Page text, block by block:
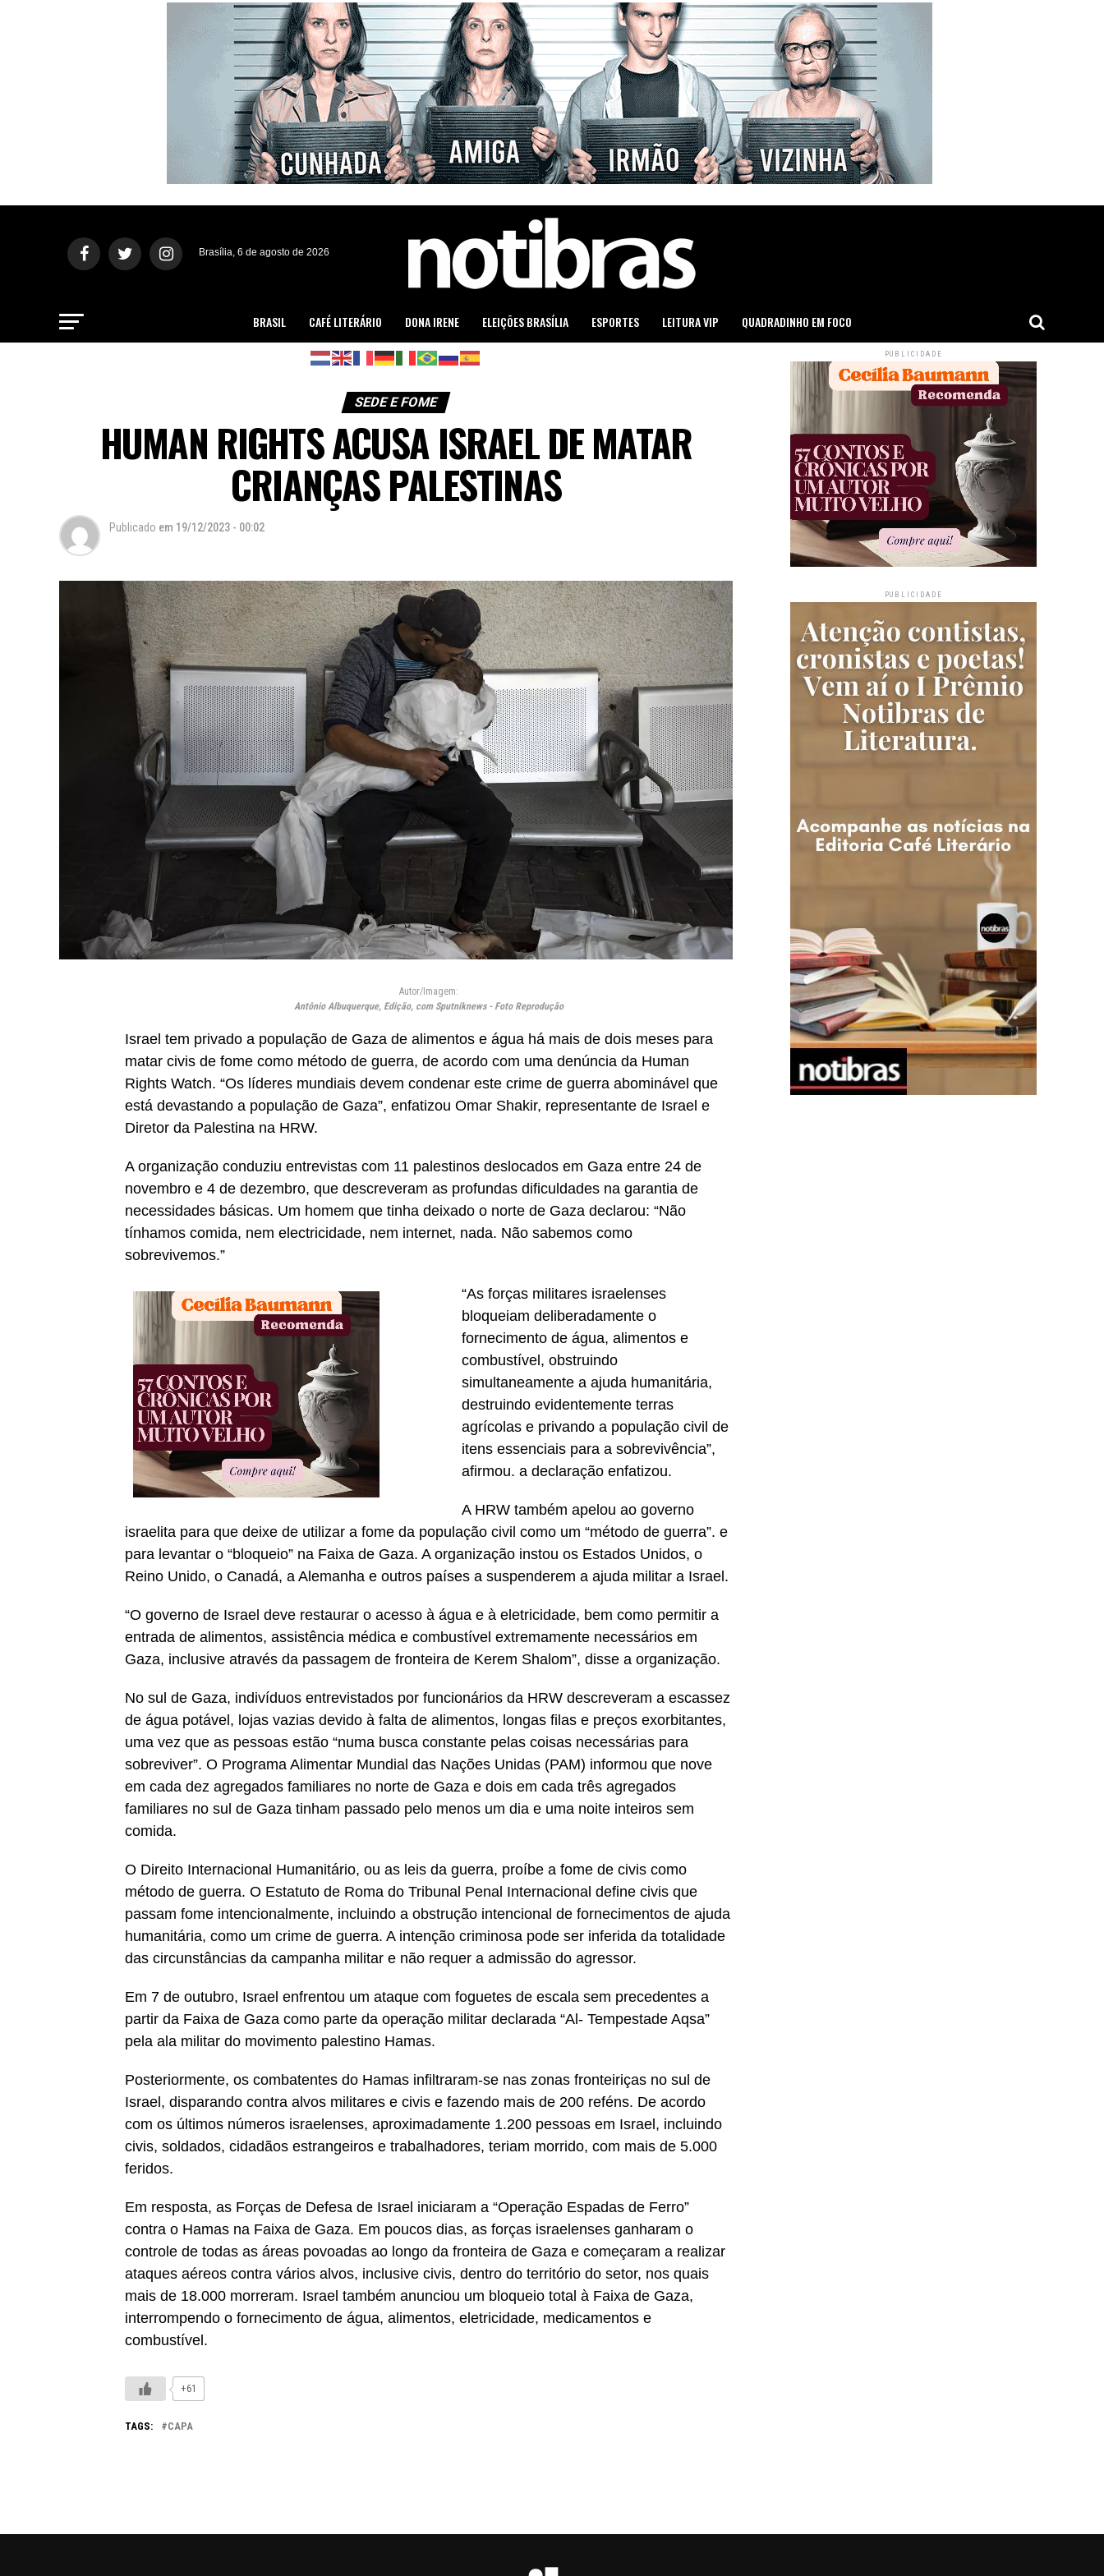
Brasília, 6 de agosto de 2026
BRASIL CAFÉ LITERÁRIO DONA IRENE ELEIÇÕES BRASÍLIA ESPORTES LEITURA VIP QUADRADINHO EM FOCO
SEDE E FOME
HUMAN RIGHTS ACUSA ISRAEL DE MATAR
CRIANÇAS PALESTINAS
Publicado em 19/12/2023 - 00:02
Autor/Imagem:
Antônio Albuquerque, Edição, com Sputniknews - Foto Reprodução
Israel tem privado a população de Gaza de alimentos e água há mais de dois meses para
matar civis de fome como método de guerra, de acordo com uma denúncia da Human
Rights Watch. “Os líderes mundiais devem condenar este crime de guerra abominável que
está devastando a população de Gaza”, enfatizou Omar Shakir, representante de Israel e
Diretor da Palestina na HRW.
A organização conduziu entrevistas com 11 palestinos deslocados em Gaza entre 24 de
novembro e 4 de dezembro, que descreveram as profundas dificuldades na garantia de
necessidades básicas. Um homem que tinha deixado o norte de Gaza declarou: “Não
tínhamos comida, nem electricidade, nem internet, nada. Não sabemos como
sobrevivemos.”
“As forças militares israelenses
bloqueiam deliberadamente o
fornecimento de água, alimentos e
combustível, obstruindo
simultaneamente a ajuda humanitária,
destruindo evidentemente terras
agrícolas e privando a população civil de
itens essenciais para a sobrevivência”,
afirmou. a declaração enfatizou.
A HRW também apelou ao governo
israelita para que deixe de utilizar a fome da população civil como um “método de guerra”. e
para levantar o “bloqueio” na Faixa de Gaza. A organização instou os Estados Unidos, o
Reino Unido, o Canadá, a Alemanha e outros países a suspenderem a ajuda militar a Israel.
“O governo de Israel deve restaurar o acesso à água e à eletricidade, bem como permitir a
entrada de alimentos, assistência médica e combustível extremamente necessários em
Gaza, inclusive através da passagem de fronteira de Kerem Shalom”, disse a organização.
No sul de Gaza, indivíduos entrevistados por funcionários da HRW descreveram a escassez
de água potável, lojas vazias devido à falta de alimentos, longas filas e preços exorbitantes,
uma vez que as pessoas estão “numa busca constante pelas coisas necessárias para
sobreviver”. O Programa Alimentar Mundial das Nações Unidas (PAM) informou que nove
em cada dez agregados familiares no norte de Gaza e dois em cada três agregados
familiares no sul de Gaza tinham passado pelo menos um dia e uma noite inteiros sem
comida.
O Direito Internacional Humanitário, ou as leis da guerra, proíbe a fome de civis como
método de guerra. O Estatuto de Roma do Tribunal Penal Internacional define civis que
passam fome intencionalmente, incluindo a obstrução intencional de fornecimentos de ajuda
humanitária, como um crime de guerra. A intenção criminosa pode ser inferida da totalidade
das circunstâncias da campanha militar e não requer a admissão do agressor.
Em 7 de outubro, Israel enfrentou um ataque com foguetes de escala sem precedentes a
partir da Faixa de Gaza como parte da operação militar declarada “Al- Tempestade Aqsa”
pela ala militar do movimento palestino Hamas.
Posteriormente, os combatentes do Hamas infiltraram-se nas zonas fronteiriças no sul de
Israel, disparando contra alvos militares e civis e fazendo mais de 200 reféns. De acordo
com os últimos números israelenses, aproximadamente 1.200 pessoas em Israel, incluindo
civis, soldados, cidadãos estrangeiros e trabalhadores, teriam morrido, com mais de 5.000
feridos.
Em resposta, as Forças de Defesa de Israel iniciaram a “Operação Espadas de Ferro”
contra o Hamas na Faixa de Gaza. Em poucos dias, as forças israelenses ganharam o
controle de todas as áreas povoadas ao longo da fronteira de Gaza e começaram a realizar
ataques aéreos contra vários alvos, inclusive civis, dentro do território do setor, nos quais
mais de 18.000 morreram. Israel também anunciou um bloqueio total à Faixa de Gaza,
interrompendo o fornecimento de água, alimentos, eletricidade, medicamentos e
combustível.
+61
TAGS: CAPA
PUBLICIDADE
PUBLICIDADE